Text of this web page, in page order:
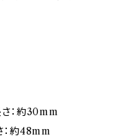
：約30mm
：約48mm